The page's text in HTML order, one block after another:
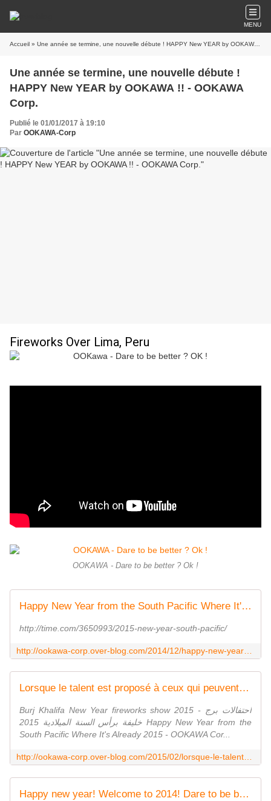
MENU
Accueil » Une année se termine, une nouvelle débute ! HAPPY New YEAR by OOKAWA !! - OOKAWA Corp.
Une année se termine, une nouvelle débute !
HAPPY New YEAR by OOKAWA !! - OOKAWA
Corp.
Publié le 01/01/2017 à 19:10
Par OOKAWA-Corp
Fireworks Over Lima, Peru
OOKAWA - Dare to be better ? Ok !
Happy New Year from the South Pacific Where It's Already 2015 - OOKAWA Corp.
http://time.com/3650993/2015-new-year-south-pacific/
Lorsque le talent est proposé à ceux qui peuvent financer, dépasse-t-on le seuil du rêve pour atteindre le Virtu-Réel ? - OOKAWA Corp.
Burj Khalifa New Year fireworks show 2015 - احتفالات برج
خليفة برأس السنة الميلادية 2015 Happy New Year from the
South Pacific Where It's Already 2015 - OOKAWA Cor...
Happy new year! Welcome to 2014! Dare to be better ? OK ! - OOKAWA Corp.